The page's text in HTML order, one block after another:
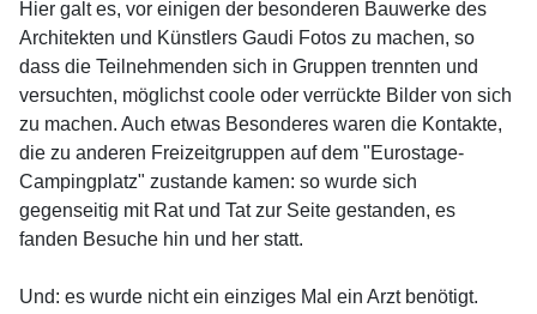
Hier galt es, vor einigen der besonderen Bauwerke des
Architekten und Künstlers Gaudi Fotos zu machen, so
dass die Teilnehmenden sich in Gruppen trennten und
versuchten, möglichst coole oder verrückte Bilder von sich
zu machen. Auch etwas Besonderes waren die Kontakte,
die zu anderen Freizeitgruppen auf dem "Eurostage-
Campingplatz" zustande kamen: so wurde sich
gegenseitig mit Rat und Tat zur Seite gestanden, es
fanden Besuche hin und her statt.
Und: es wurde nicht ein einziges Mal ein Arzt benötigt.